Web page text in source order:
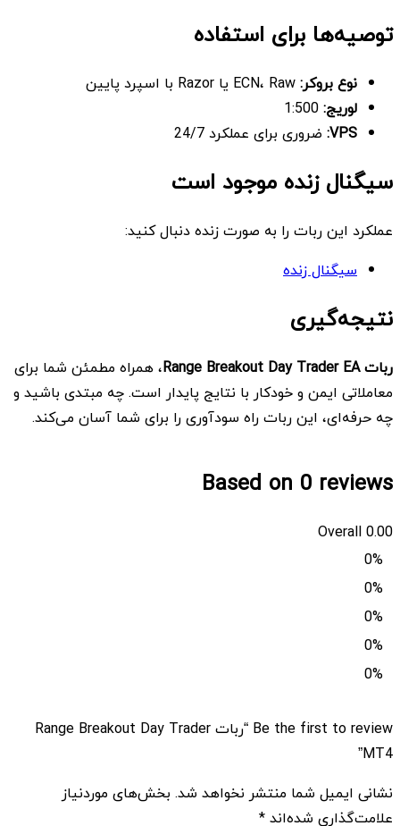
توصیه‌ها برای استفاده
نوع بروکر:
لوریج:
VPS
: ضروری برای عملکرد 24/7
سیگنال زنده موجود است
عملکرد این ربات را به صورت زنده دنبال کنید:
سیگنال زنده
نتیجه‌گیری
رباتRange Breakout Day Trader EA
، همراه مطمئن شما برای
معاملاتی ایمن و خودکار با نتایج پایدار است. چه مبتدی باشید و
چه حرفه‌ای، این ربات راه سودآوری را برای شما آسان می‌کند.
Based on 0 reviews
0.00
Overall
0%
0%
0%
0%
0%
Be the first to review “ربات Range Breakout Day Trader
MT4”
نشانی ایمیل شما منتشر نخواهد شد. بخش‌های موردنیاز
علامت‌گذاری شده‌اند*